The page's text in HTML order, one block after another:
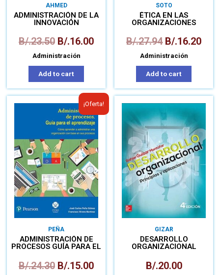
AHMED
ADMINISTRACIÓN DE LA
INNOVACIÓN
B/.23.50 B/.16.00
Administración
Add to cart
SOTO
ÉTICA EN LAS
ORGANIZACIONES
B/.27.94 B/.16.20
Administración
Add to cart
¡Oferta!
PEÑA
ADMINISTRACIÓN DE
PROCESOS GUÍA PARA EL
B/.24.30 B/.15.00
GIZAR
DESARROLLO
ORGANIZACIONAL
B/.20.00